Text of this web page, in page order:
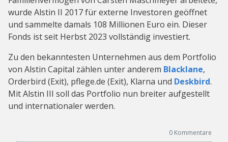
wurde Alstin II 2017 für externe Investoren geöffnet
und sammelte damals 108 Millionen Euro ein. Dieser
Fonds ist seit Herbst 2023 vollständig investiert.
Zu den bekanntesten Unternehmen aus dem Portfolio
von Alstin Capital zählen unter anderem Blacklane,
Orderbird (Exit), pflege.de (Exit), Klarna und Deskbird.
Mit Alstin III soll das Portfolio nun breiter aufgestellt
und internationaler werden.
0 Kommentare